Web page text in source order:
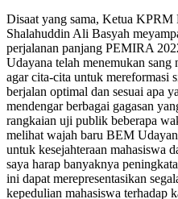
Disaat yang sama, Ketua
Shalahuddin Ali Basyah
perjalanan panjang PEMIRA
Udayana telah menemukan sang
agar cita-cita untuk mereformasi
berjalan optimal dan sesuai apa
mendengar berbagai gagasan
rangkaian uji publik beberapa
melihat wajah baru BEM
untuk kesejahteraan mahasiswa
saya harap banyaknya
ini dapat merepresentasikan
kepedulian mahasiswa terhadap